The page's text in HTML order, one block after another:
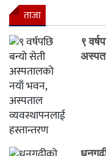
ताजा
९